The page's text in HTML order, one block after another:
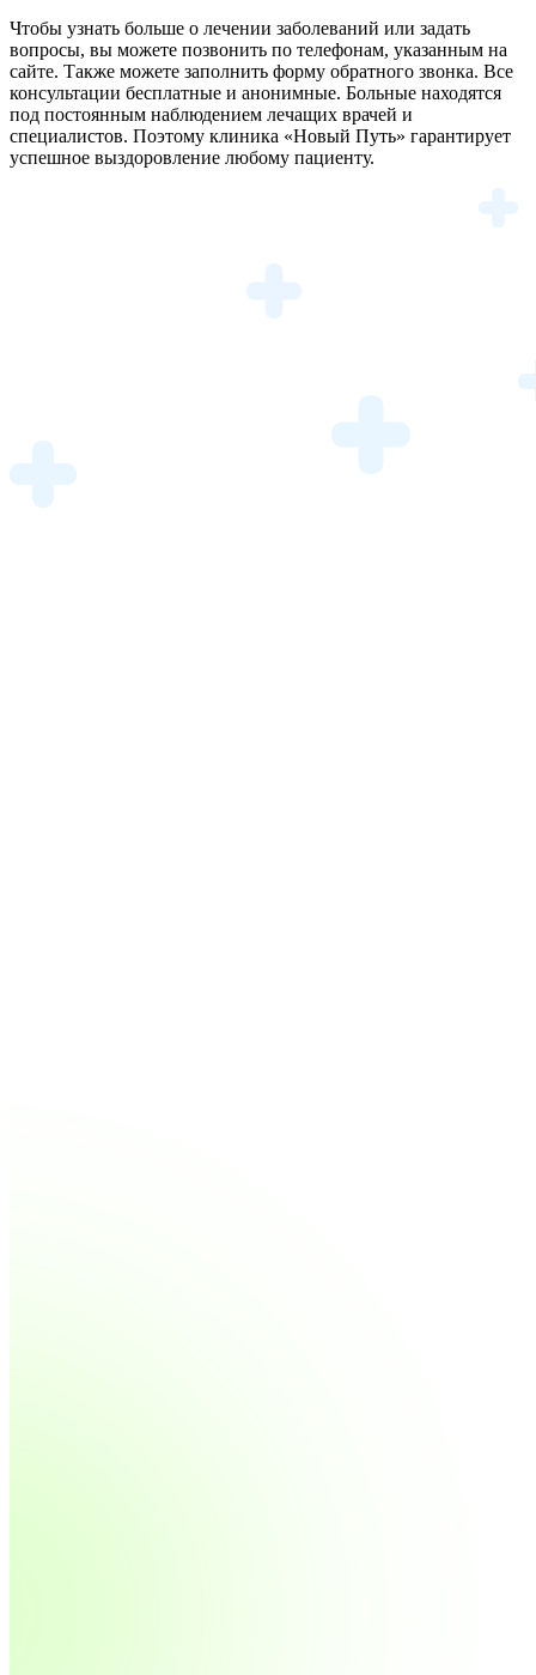
Чтобы узнать больше о лечении заболеваний или задать
вопросы, вы можете позвонить по телефонам, указанным на
сайте. Также можете заполнить форму обратного звонка. Все
консультации бесплатные и анонимные. Больные находятся
под постоянным наблюдением лечащих врачей и
специалистов. Поэтому клиника «Новый Путь» гарантирует
успешное выздоровление любому пациенту.